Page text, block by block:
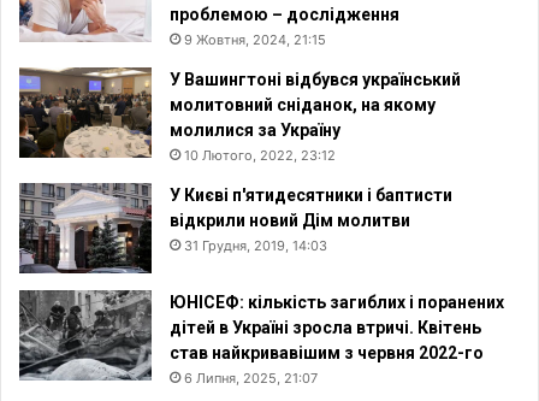
проблемою – дослідження
9 Жовтня, 2024, 21:15
У Вашингтоні відбувся український
молитовний сніданок, на якому
молилися за Україну
10 Лютого, 2022, 23:12
У Києві п'ятидесятники і баптисти
відкрили новий Дім молитви
31 Грудня, 2019, 14:03
ЮНІСЕФ: кількість загиблих і поранених
дітей в Україні зросла втричі. Квітень
став найкривавішим з червня 2022-го
6 Липня, 2025, 21:07